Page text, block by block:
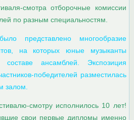
смотра отборочные комиссии
по разным специальностям.
представлено многообразие
на которых юные музыканты
ансамблей. Экспозиция
победителей разместилась
залом.
смотру исполнилось 10 лет!
свои первые дипломы именно